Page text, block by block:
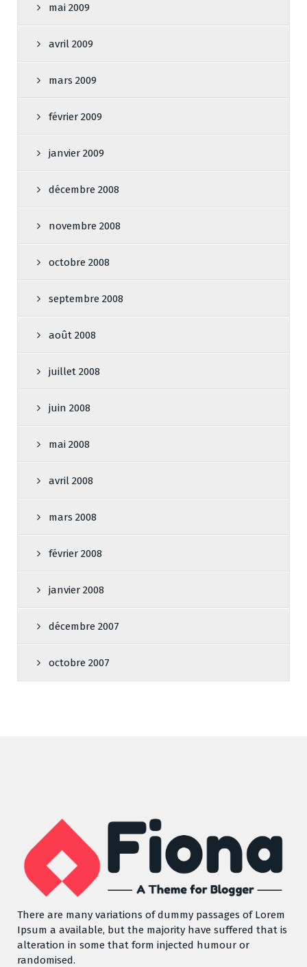
mai 2009
avril 2009
mars 2009
février 2009
janvier 2009
décembre 2008
novembre 2008
octobre 2008
septembre 2008
août 2008
juillet 2008
juin 2008
mai 2008
avril 2008
mars 2008
février 2008
janvier 2008
décembre 2007
octobre 2007
There are many variations of dummy passages of Lorem
Ipsum a available, but the majority have suffered that is
alteration in some that form injected humour or
randomised.